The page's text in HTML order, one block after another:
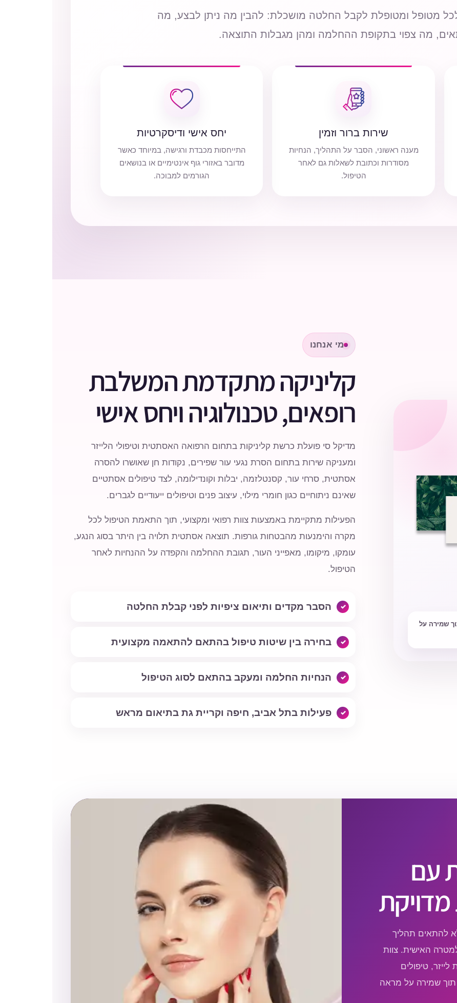
מטופל ומטופלת לקבל החלטה מושכלת: להבין מה ניתן לבצע, מה
מה צפוי בתקופת ההחלמה ומהן מגבלות התוצאה.
שירות ברור וזמין
מענה ראשוני, הסבר על התהליך, הנחיות
מסודרות וכתובת לשאלות גם לאחר
הטיפול.
יחס אישי ודיסקרטיות
התייחסות מכבדת ורגישה, במיוחד כאשר
מדובר באזורי גוף אינטימיים או בנושאים
הגורמים למבוכה.
שמירה על
מי אנחנו
קליניקה מתקדמת המשלבת
רופאים, טכנולוגיה ויחס אישי
מדיקל סי פועלת כרשת קליניקות בתחום הרפואה האסתטית וטיפולי הלייזר
ומעניקה שירות בתחום הסרת נגעי עור שפירים, נקודות חן שאושרו להסרה
אסתטית, סרחי עור, קסנטלזמה, יבלות וקונדילומה, לצד טיפולים אסתטיים
שאינם ניתוחיים כגון חומרי מילוי, עיצוב פנים וטיפולים ייעודיים לגברים.
הפעילות מתקיימת באמצעות צוות רפואי ומקצועי, תוך התאמת הטיפול לכל
מקרה והימנעות מהבטחות גורפות. תוצאה אסתטית תלויה בין היתר בסוג הנגע,
עומקו, מיקומו, מאפייני העור, תגובת ההחלמה והקפדה על ההנחיות לאחר
הטיפול.
הסבר מקדים ותיאום ציפיות לפני קבלת החלטה
בחירה בין שיטות טיפול בהתאם להתאמה מקצועית
הנחיות החלמה ומעקב בהתאם לסוג הטיפול
פעילות בתל אביב, חיפה וקריית גת בתיאום מראש
עם
להתאים תהליך
האישית. צוות
טיפולים
תוך שמירה על מראה